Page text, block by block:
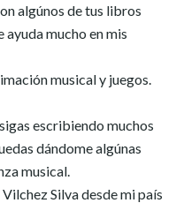
algúnos de tus libros
mucho en mis
musical y juegos.
escribiendo muchos
dándome algúnas
musical.
Silva desde mi país